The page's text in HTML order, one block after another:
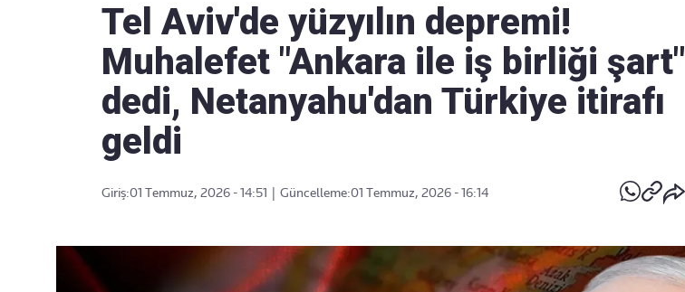
Tel Aviv'de yüzyılın depremi!
Muhalefet "Ankara ile iş birliği şart"
dedi, Netanyahu'dan Türkiye itirafı
geldi
Giriş:01 Temmuz, 2026 - 14:51 Güncelleme:01 Temmuz, 2026 - 16:14